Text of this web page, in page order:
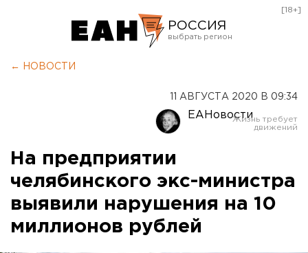
РОССИЯ
Оренбург
[18+]
← НОВОСТИ
11 АВГУСТА 2020 В 09:34
ЕАНовости
На предприятии
челябинского экс-министра
выявили нарушения на 10
миллионов рублей